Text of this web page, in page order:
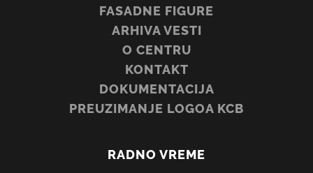
FASADNE FIGURE
ARHIVA VESTI
O CENTRU
KONTAKT
DOKUMENTACIJA
PREUZIMANJE LOGOA KCB
RADNO VREME